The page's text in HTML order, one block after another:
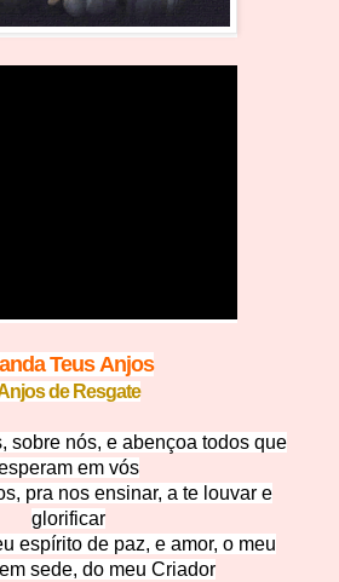
TeusAnjos
de Resgate
sobre nós, e abençoa todos que
em vós
pra nos ensinar, a te louvar e
glorificar
espírito de paz, e amor, o meu
sede, do meu Criador